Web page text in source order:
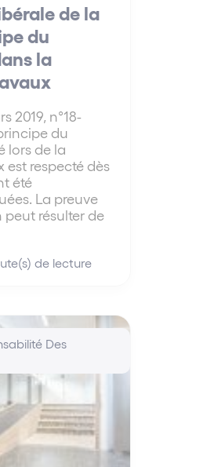
de la
du
la
2019, n°18-
du
lors de la
est respecté dès
été
La preuve
résulter de
de lecture
Des